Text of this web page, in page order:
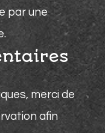
par une
merci de
afin